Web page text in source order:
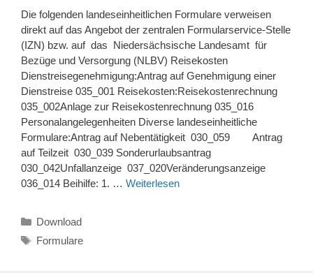
Die folgenden landeseinheitlichen Formulare verweisen
direkt auf das Angebot der zentralen Formularservice-Stelle
(IZN) bzw. auf das Niedersächsische Landesamt für
Bezüge und Versorgung (NLBV) Reisekosten
Dienstreisegenehmigung:Antrag auf Genehmigung einer
Dienstreise 035_001 Reisekosten:Reisekostenrechnung
035_002Anlage zur Reisekostenrechnung 035_016
Personalangelegenheiten Diverse landeseinheitliche
Formulare:Antrag auf Nebentätigkeit 030_059 Antrag
auf Teilzeit 030_039 Sonderurlaubsantrag
030_042Unfallanzeige 037_020Veränderungsanzeige
036_014 Beihilfe: 1. … Weiterlesen
Kategorien
Download
Schlagwörter
Formulare